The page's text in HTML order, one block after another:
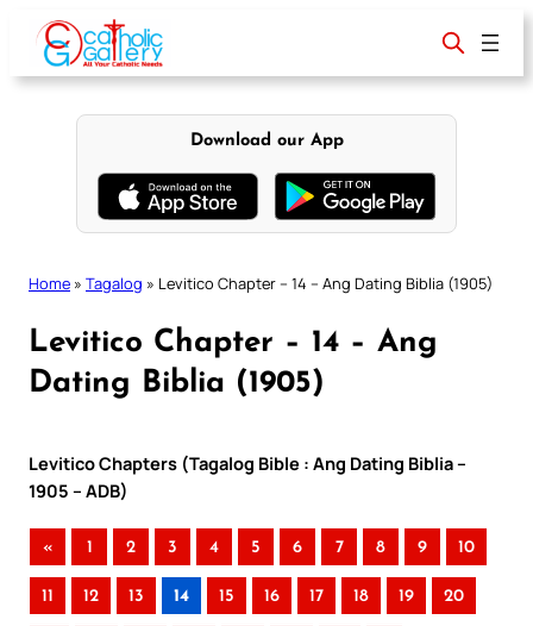
content
Download our App
Home » Tagalog » Levitico Chapter – 14 – Ang Dating Biblia (1905)
Levitico Chapter – 14 – Ang
Dating Biblia (1905)
Levitico Chapters (Tagalog Bible : Ang Dating Biblia –
1905 – ADB)
« 1 2 3 4 5 6 7 8 9 10
11 12 13 14 15 16 17 18 19 20